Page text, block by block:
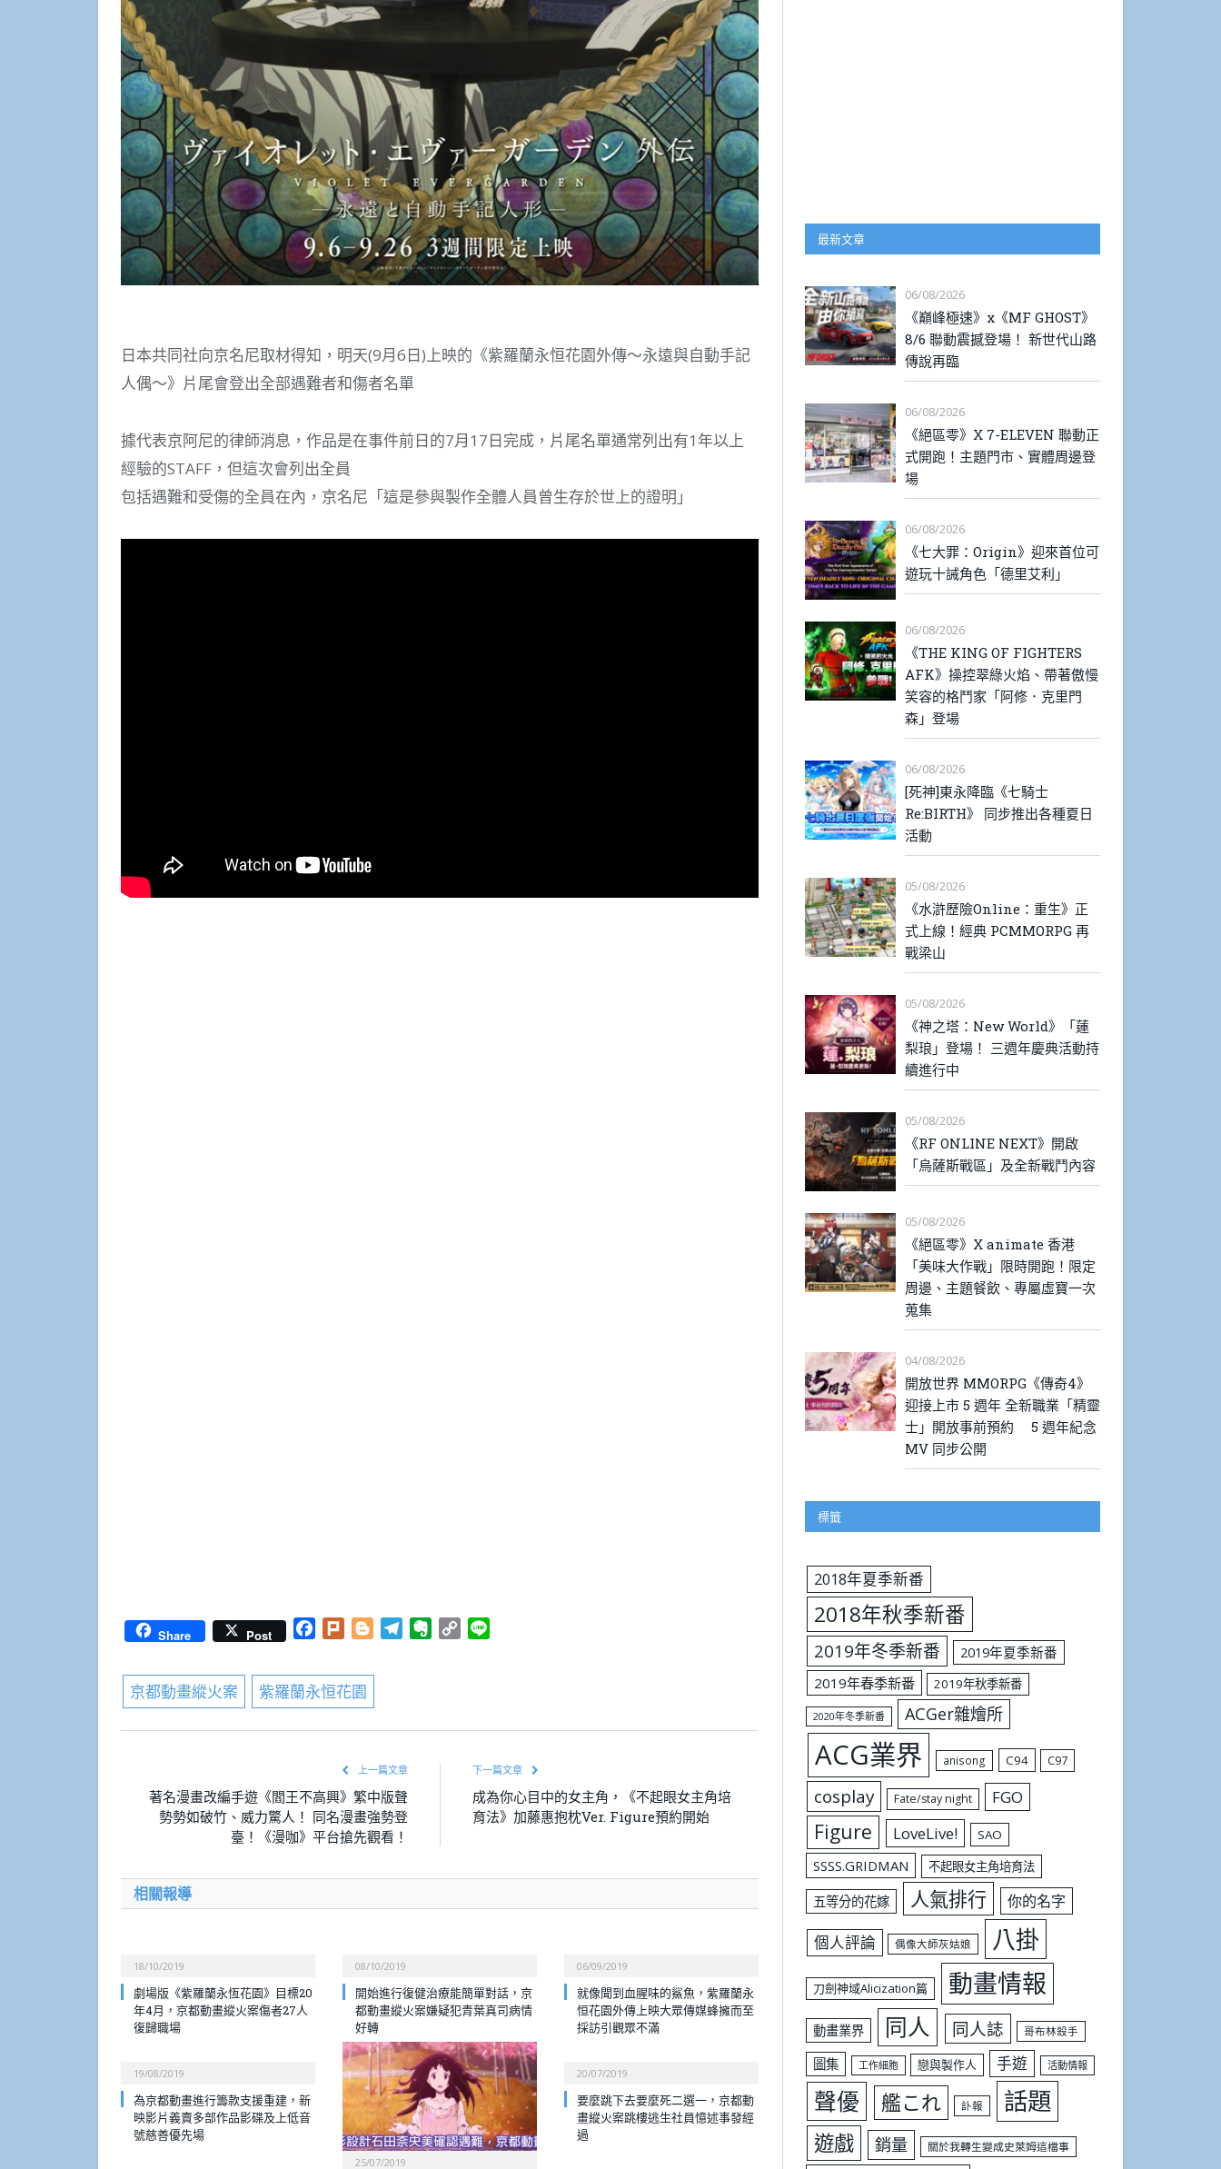
日本共同社向京名尼取材得知，明天(9月6日)上映的《紫羅蘭永恒花園外傳～永遠與自動手記
人偶～》片尾會登出全部遇難者和傷者名單
據代表京阿尼的律師消息，作品是在事件前日的7月17日完成，片尾名單通常列出有1年以上
經驗的STAFF，但這次會列出全員
包括遇難和受傷的全員在內，京名尼「這是參與製作全體人員曾生存於世上的證明」
Share Post Facebook
Plurk BloggerTelegramEvernote
Copy
京都動畫縱火案 紫羅蘭永恒花園
上一篇文章
著名漫畫改編手遊《閻王不高興》繁中版聲
勢勢如破竹、威力驚人！ 同名漫畫強勢登
臺！《漫咖》平台搶先觀看！
下一篇文章
成為你心目中的女主角，《不起眼女主角培
育法》加藤惠抱枕Ver. Figure預約開始
相關報導
18/10/2019
劇場版《紫羅蘭永恆花園》目標20
年4月，京都動畫縱火案傷者27人
復歸職場
08/10/2019
開始進行復健治療能簡單對話，京
都動畫縱火案嫌疑犯青葉真司病情
好轉
06/09/2019
就像聞到血腥味的鯊魚，紫羅蘭永
恒花園外傳上映大眾傳媒蜂擁而至
採訪引觀眾不滿
19/08/2019
為京都動畫進行籌款支援重建，新
映影片義賣多部作品影碟及上低音
號慈善優先場
25/07/2019
20/07/2019
要麼跳下去要麼死二選一，京都動
畫縱火案跳樓逃生社員憶述事發經
過
最新文章
06/08/2026
《巔峰極速》x《MF GHOST》
8/6 聯動震撼登場！ 新世代山路
傳說再臨
06/08/2026
《絕區零》X 7-ELEVEN 聯動正
式開跑！主題門市、實體周邊登
場
06/08/2026
《七大罪：Origin》迎來首位可
遊玩十誡角色「德里艾利」
06/08/2026
《THE KING OF FIGHTERS
AFK》操控翠綠火焰、帶著傲慢
笑容的格鬥家「阿修．克里門
森」登場
06/08/2026
[死神]東永降臨《七騎士
Re:BIRTH》 同步推出各種夏日
活動
05/08/2026
《水滸歷險Online：重生》正
式上線！經典 PCMMORPG 再
戰梁山
05/08/2026
《神之塔：New World》「蓮
梨琅」登場！ 三週年慶典活動持
續進行中
05/08/2026
《RF ONLINE NEXT》開啟
「烏薩斯戰區」及全新戰鬥內容
05/08/2026
《絕區零》X animate 香港
「美味大作戰」限時開跑！限定
周邊、主題餐飲、專屬虛寶一次
蒐集
04/08/2026
開放世界 MMORPG《傳奇4》
迎接上市 5 週年 全新職業「精靈
士」開放事前預約 5 週年紀念
MV 同步公開
標籤
2018年夏季新番
2018年秋季新番
2019年冬季新番
2019年夏季新番
2019年春季新番
2019年秋季新番
2020年冬季新番 ACGer雜燴所
ACG業界 anisong C94 C97
cosplay Fate/stay night FGO
Figure LoveLive! SAO
SSSS.GRIDMAN 不起眼女主角培育法
五等分的花嫁 人氣排行 你的名字
個人評論 偶像大師灰姑娘 八掛
刀劍神域Alicization篇 動畫情報
動畫業界 同人 同人誌 哥布林殺手
圖集 工作細胞 戀與製作人 手遊 活動情報
聲優 艦これ 訃報 話題
遊戲 銷量 關於我轉生變成史萊姆這檔事